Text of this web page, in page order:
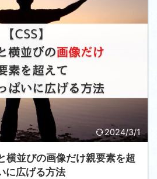
2024/3/1
横並びの画像だけ親要素を超
に広げる方法